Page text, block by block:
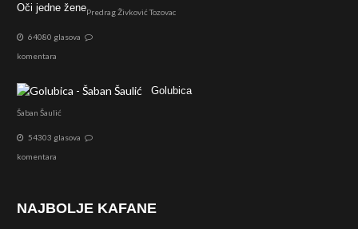
Oči jedne ženePredrag Živković Tozovac
64080 glasova
komentara
Golubica
Šaban Šaulić
54303 glasova
komentara
NAJBOLJE KAFANE